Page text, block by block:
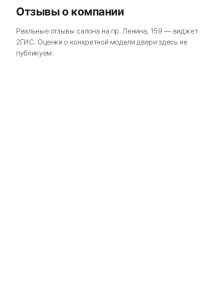
Отзывы о компании
Реальные отзывы салона на пр. Ленина, 159 — виджет
2ГИС. Оценки о конкретной модели двери здесь не
публикуем.